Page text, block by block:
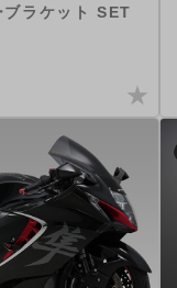
ブラケット SET